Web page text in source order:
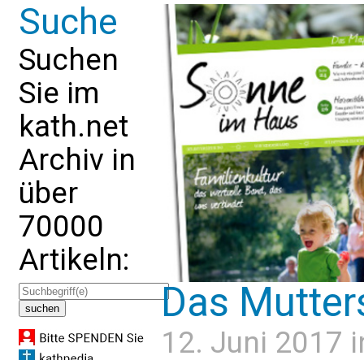
Suche
Suchen
Sie im
kath.net
Archiv in
über
70000
Artikeln:
Das
12. Juni 2017